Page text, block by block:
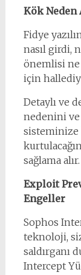
Kök Neden
Fidye
nasıl girdi,
önemlisi ne
için
Detaylı ve
nedenini ve
sisteminize
sağlama alır.
Exploit
Engeller
Sophos
teknoloji,
saldırganı
Intercept